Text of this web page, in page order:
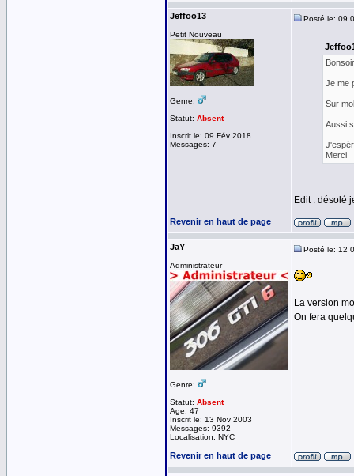
Jeffoo13
Petit Nouveau
Genre:
Statut: Absent
Inscrit le: 09 Fév 2018
Messages: 7
Posté le: 09
Bonsoir
Je me
Sur
Aussi
Merci
Edit : désolé
Revenir en haut de page
JaY
Administrateur
Genre:
Statut: Absent
Age: 47
Inscrit le: 13 Nov 2003
Messages: 9392
Localisation: NYC
Posté le: 12
La version
On fera
Revenir en haut de page